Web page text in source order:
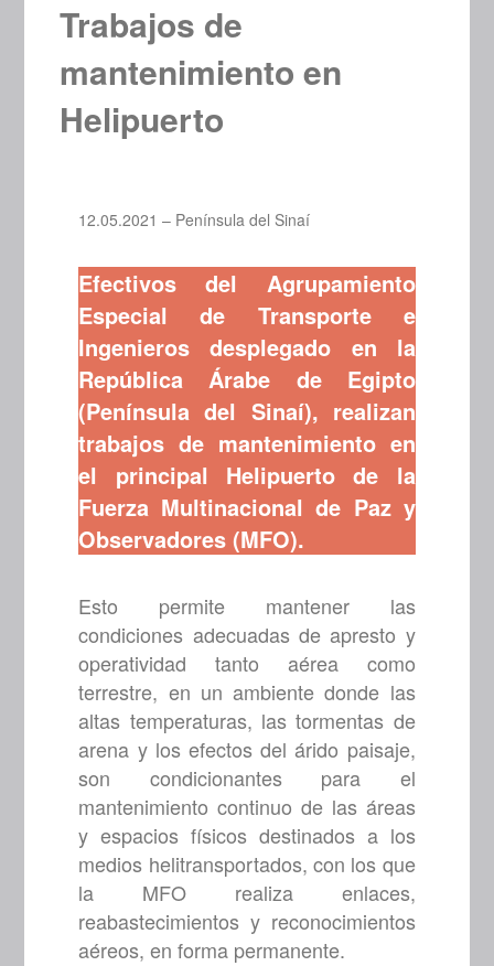
Trabajos de
mantenimiento en
Helipuerto
12.05.2021 – Península del Sinaí
Efectivos del Agrupamiento
Especial de Transporte e
Ingenieros desplegado en la
República Árabe de Egipto
(Península del Sinaí), realizan
trabajos de mantenimiento en
el principal Helipuerto de la
Fuerza Multinacional de Paz y
Observadores (MFO).
Esto permite mantener las
condiciones adecuadas de apresto y
operatividad tanto aérea como
terrestre, en un ambiente donde las
altas temperaturas, las tormentas de
arena y los efectos del árido paisaje,
son condicionantes para el
mantenimiento continuo de las áreas
y espacios físicos destinados a los
medios helitransportados, con los que
la MFO realiza enlaces,
reabastecimientos y reconocimientos
aéreos, en forma permanente.